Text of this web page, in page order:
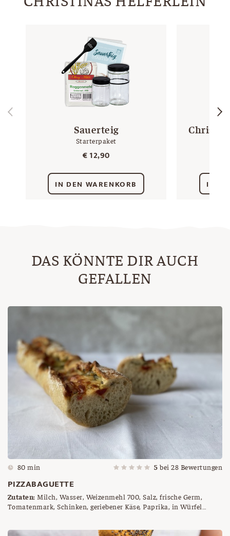
Sauerteig
Starterpaket
€12,90
IN DEN WARENKORB IN
DAS KÖNNTE DIR AUCH
GEFALLEN
80 min 5 bei28 Bewertungen
PIZZABAGUETTE
Zutaten: Milch, Wasser, Weizenmehl 700, Salz, frische Germ,
Tomatenmark, Schinken, geriebener Käse, Paprika, in Würfel